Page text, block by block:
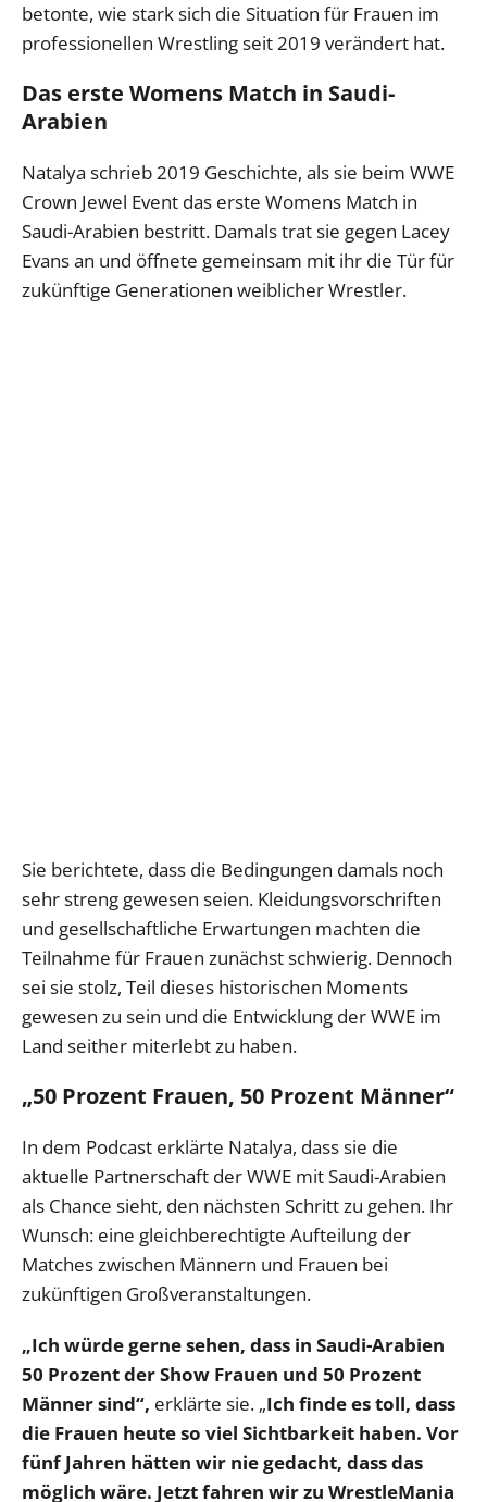
betonte, wie stark sich die Situation für Frauen im
professionellen Wrestling seit 2019 verändert hat.
Das erste Womens Match in Saudi-
Arabien
Natalya schrieb 2019 Geschichte, als sie beim WWE
Crown Jewel Event das erste Womens Match in
Saudi-Arabien bestritt. Damals trat sie gegen Lacey
Evans an und öffnete gemeinsam mit ihr die Tür für
zukünftige Generationen weiblicher Wrestler.
Sie berichtete, dass die Bedingungen damals noch
sehr streng gewesen seien. Kleidungsvorschriften
und gesellschaftliche Erwartungen machten die
Teilnahme für Frauen zunächst schwierig. Dennoch
sei sie stolz, Teil dieses historischen Moments
gewesen zu sein und die Entwicklung der WWE im
Land seither miterlebt zu haben.
„50 Prozent Frauen, 50 Prozent Männer“
In dem Podcast erklärte Natalya, dass sie die
aktuelle Partnerschaft der WWE mit Saudi-Arabien
als Chance sieht, den nächsten Schritt zu gehen. Ihr
Wunsch: eine gleichberechtigte Aufteilung der
Matches zwischen Männern und Frauen bei
zukünftigen Großveranstaltungen.
„Ich würde gerne sehen, dass in Saudi-Arabien
50 Prozent der Show Frauen und 50 Prozent
Männer sind“, erklärte sie. „Ich finde es toll, dass
die Frauen heute so viel Sichtbarkeit haben. Vor
fünf Jahren hätten wir nie gedacht, dass das
möglich wäre. Jetzt fahren wir zu WrestleMania